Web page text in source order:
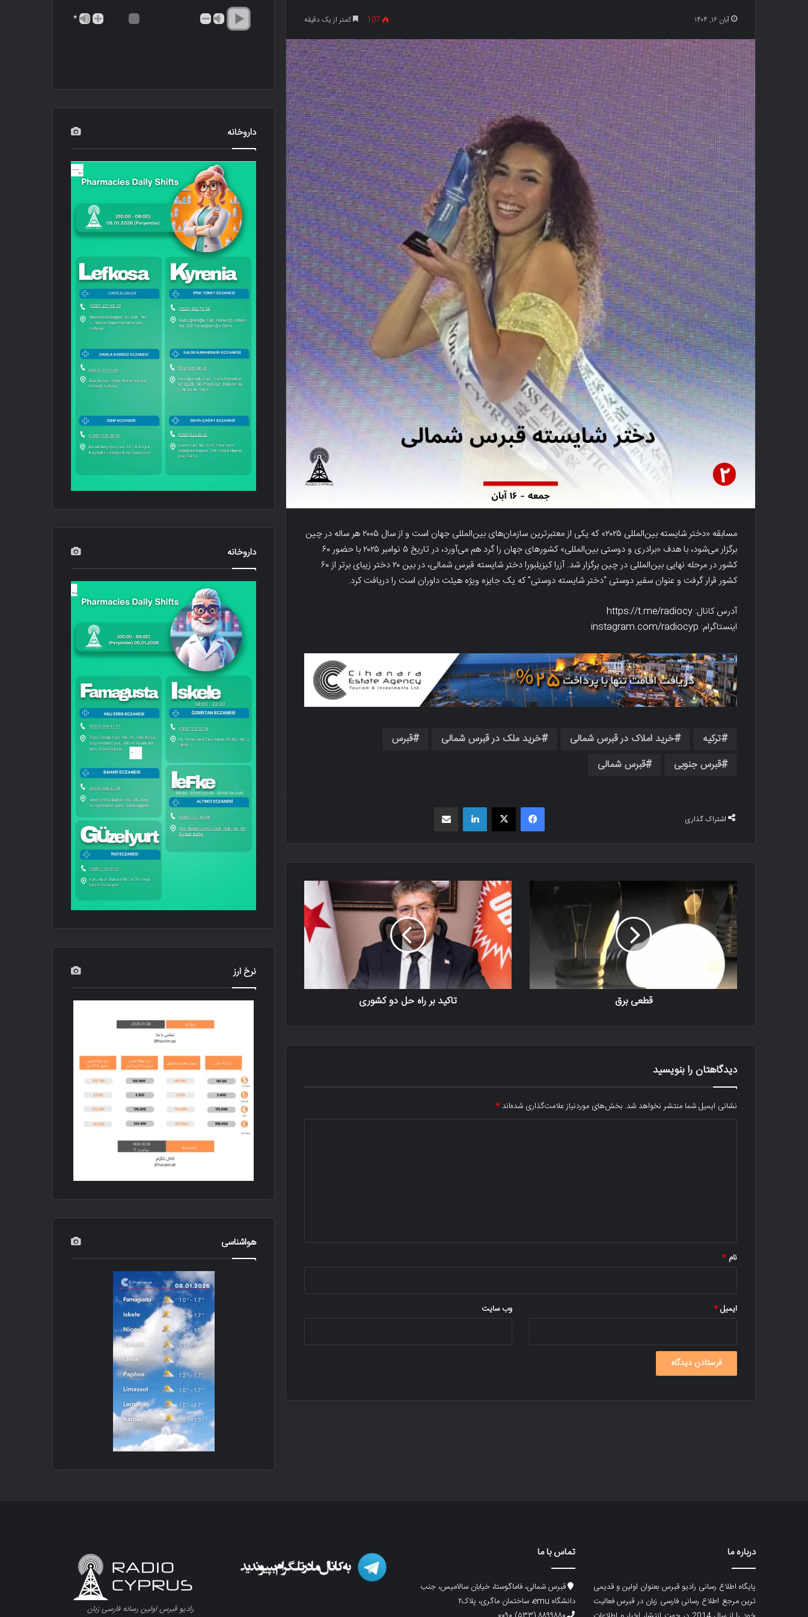
آبان ۱۶, ۱۴۰۴ 107 کمتر از یک دقیقه
مسابقه «دختر شایسته بین‌المللی ۲۰۲۵» که یکی از معتبرترین سازمان‌های بین‌المللی جهان است و از سال ۲۰۰۵ هر ساله در چین
برگزار می‌شود، با هدف «برادری و دوستی بین‌المللی» کشورهای جهان را گرد هم می‌آورد، در تاریخ ۵ نوامبر ۲۰۲۵ با حضور ۶۰
کشور در مرحله نهایی بین‌المللی در چین برگزار شد. آزرا کیزیلبورا دختر شایسته قبرس شمالی، در بین ۲۰ دختر زیبای برتر از ۶۰
کشور قرار گرفت و عنوان سفیر دوستی “دختر شایسته دوستی” که یک جایزه ویژه هیئت داوران است را دریافت کرد.
آدرس کانال: https://t.me/radiocy
اینستاگرام: instagram.com/radiocyp
ترکیه خرید املاک در قبرس شمالی خرید ملک در قبرس شمالی
قبرس
قبرس جنوبی
قبرس شمالی
اشتراک گذاری
فیسبوک X
قطعی برق تاکید بر راه حل دو کشوری
دیدگاهتان را بنویسید
نشانی ایمیل شما منتشر نخواهد شد. بخش‌های موردنیاز علامت‌گذاری شده‌اند*
نام *
ایمیل* وب‌ سایت
*
داروخانه
داروخانه
نرخ ارز
هواشناسی
درباره ما
پایگاه اطلاع رسانی رادیو قبرس بعنوان اولین و قدیمی
ترین مرجع اطلاع رسانی فارسی زبان در قبرس فعالیت
تماس با ما
قبرس شمالی، فاماگوستا، خیابان سالامیس، جنب
دانشگاه emu، ساختمان ماگری، پلاک۲
رادیو قبرس اولین رسانه فارسی زبان